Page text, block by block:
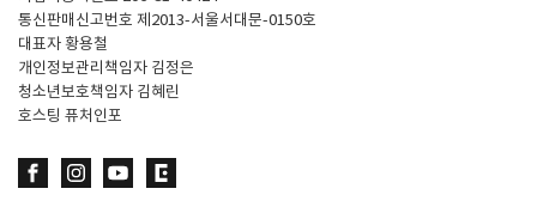
통신판매신고번호 제2013-서울서대문-0150호
대표자 황용철
개인정보관리책임자 김정은
청소년보호책임자 김혜린
호스팅 퓨처인포